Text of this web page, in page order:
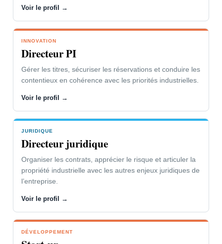
Accéder à la page “Vous êtes” →
VOTRE PROBLÉMATIQUE
L’innovation soutient vos parts de
marché et la dynamique de l’entreprise.
Vous devez faire respecter vos droits ou
combattre ceux de vos concurrents.
NOTRE CONCOURS
votre organisation et à vos
œuvre des stratégies.
Voir le profil →
INNOVATION
Directeur PI
Gérer les titres, sécuriser les réservations et conduire les
contentieux en cohérence avec les priorités industrielles.
Voir le profil →
JURIDIQUE
Directeur juridique
Organiser les contrats, apprécier le risque et articuler la
propriété industrielle avec les autres enjeux juridiques de
l’entreprise.
Voir le profil →
DÉVELOPPEMENT